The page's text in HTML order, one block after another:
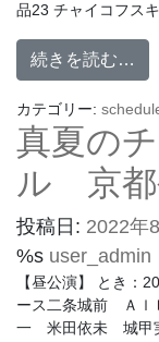
品23 チャイコフス
続きを読む…
カテゴリー:
真夏の
ル 京都
投稿日: 2022年
%s user_admin
【昼公演】 とき：
ース二条城前 Ａｌ
一 米田依未 城甲